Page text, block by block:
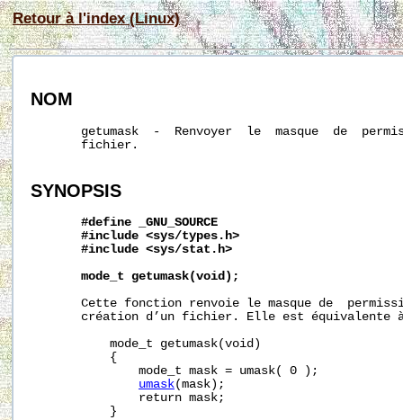
Retour à l'index (Linux)
NOM
getumask  -  Renvoyer  le  masque  de
       fichier.
SYNOPSIS
#define
_GNU_SOURCE
#include <sys/types.h>
#include <sys/stat.h>
mode_t getumask(void);
Cette fonction renvoie le masque de
création d’un fichier. Elle est équivalente
           mode_t getumask(void)
           {
               mode_t mask = umask( 0 );
umask(mask);
               return mask;
           }